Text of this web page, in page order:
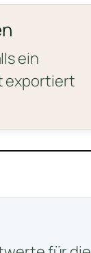
ein
exportiert